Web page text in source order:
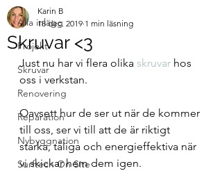
Alla inlägg
Projekt
Skruvar
Renovering
Reparation
Nybyggnation
Surftech On Site
Skruvar <3
Karin B
18 dec. 2019 1 min läsning
Just nu har vi flera olika skruvar hos
oss i verkstan.
Oavsett hur de ser ut när de kommer
till oss, ser vi till att de är riktigt
starka, tåliga och energieffektiva när
vi skickar hem dem igen.